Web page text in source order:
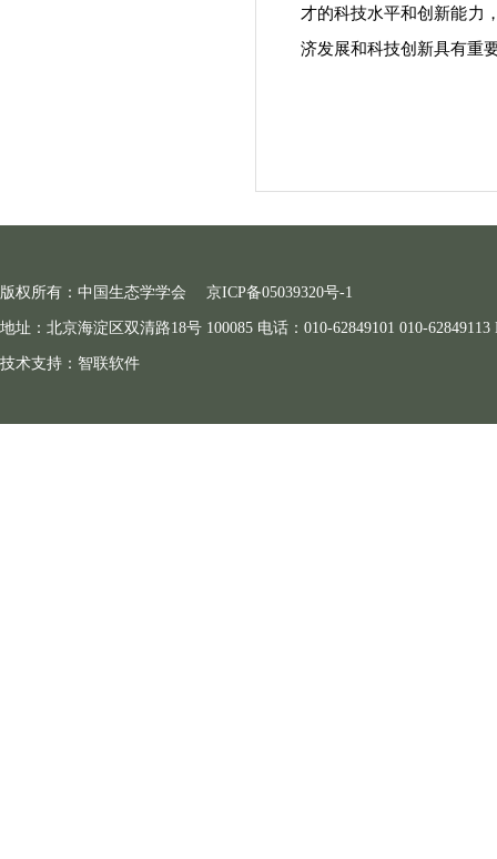
才的科技水平和创新能力
济发展和科技创新具有重
版权所有：中国生态学学会 京ICP备05039320号-1
地址：北京海淀区双清路18号 100085 电话：010-62849101 010-62849113
技术支持： 智联软件